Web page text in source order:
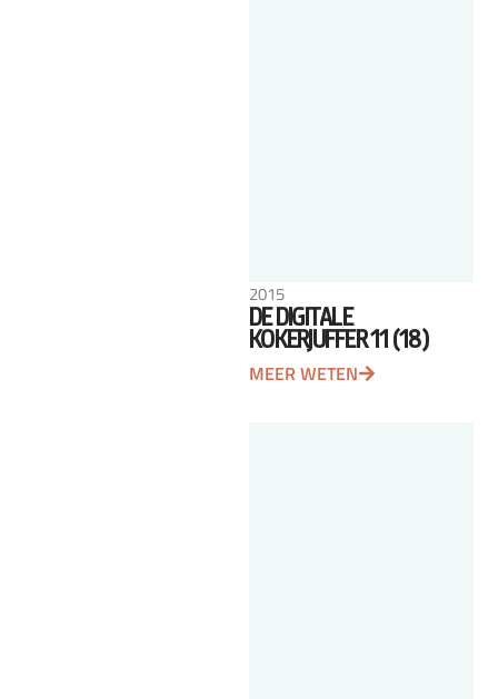
2015
DE DIGITALE
KOKERJUFFER 11 (18)
MEER WETEN